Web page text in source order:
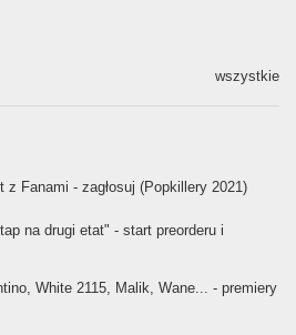
wszystkie
z Fanami - zagłosuj (Popkillery 2021)
na drugi etat" - start preorderu i
White 2115, Malik, Wane... - premiery